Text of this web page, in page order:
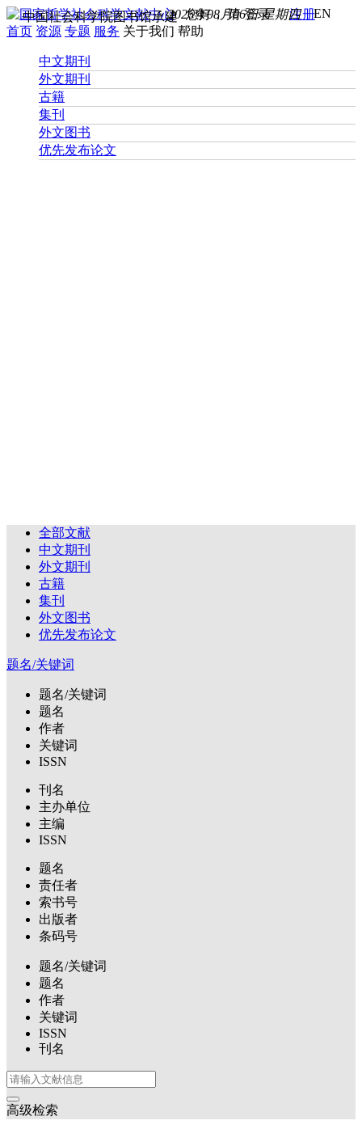
您好， 请登录 注册EN
2026年08月06日 星期四
中国社会科学院图书馆承建
首页 资源 专题 服务 关于我们 帮助
中文期刊
外文期刊
古籍
集刊
外文图书
优先发布论文
全部文献
中文期刊
外文期刊
古籍
集刊
外文图书
优先发布论文
题名/关键词
题名/关键词
题名
作者
关键词
ISSN
刊名
主办单位
主编
ISSN
题名
责任者
索书号
出版者
条码号
题名/关键词
题名
作者
关键词
ISSN
刊名
高级检索